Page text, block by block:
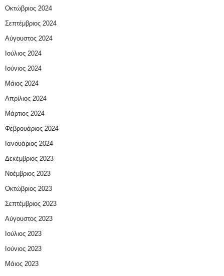
Οκτώβριος 2024
Σεπτέμβριος 2024
Αύγουστος 2024
Ιούλιος 2024
Ιούνιος 2024
Μάιος 2024
Απρίλιος 2024
Μάρτιος 2024
Φεβρουάριος 2024
Ιανουάριος 2024
Δεκέμβριος 2023
Νοέμβριος 2023
Οκτώβριος 2023
Σεπτέμβριος 2023
Αύγουστος 2023
Ιούλιος 2023
Ιούνιος 2023
Μάιος 2023